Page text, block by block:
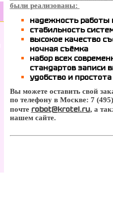
были реализованы:
надежность работы
стабильность
высокое качество
ночная съёмка
набор всех
стандартов записи
удобство и
Вы можете оставить свой
по телефону в Москве: 7
почте robot@krotel.ru, а
нашем сайте.